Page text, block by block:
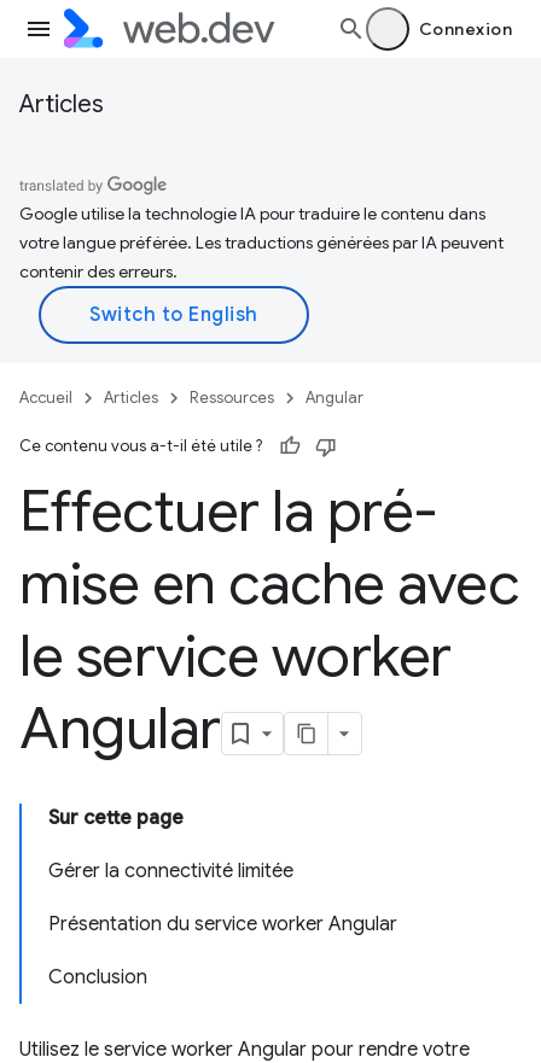
Connexion
Articles
Google utilise la technologie IA pour traduire le contenu dans
votre langue préférée. Les traductions générées par IA peuvent
contenir des erreurs.
Accueil Articles Ressources Angular
Ce contenu vous a-t-il été utile ?
Effectuer la pré-
mise en cache avec
le service worker
Angular
Sur cette page
Gérer la connectivité limitée
Présentation du service worker Angular
Conclusion
Utilisez le service worker Angular pour rendre votre